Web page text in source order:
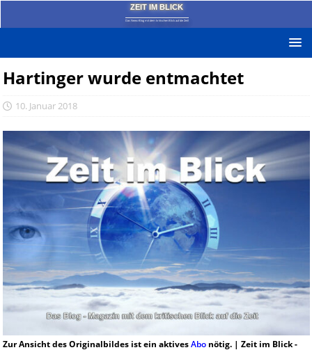
ZEIT IM BLICK
Das News-Blog mit dem kritischen Blick auf die Zeit!
Hartinger wurde entmachtet
10. Januar 2018
Zur Ansicht des Originalbildes ist ein aktivesAbonötig. | Zeit im Blick -